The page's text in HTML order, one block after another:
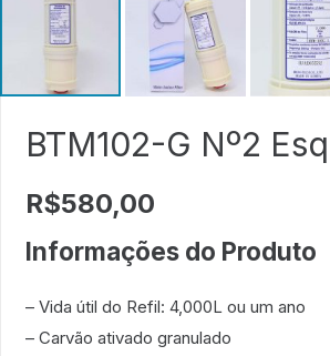
BTM102-G Nº2
R$580,00
Informações do Produto
– Vida útil do Refil: 4,000L ou um ano
– Carvão ativado granulado